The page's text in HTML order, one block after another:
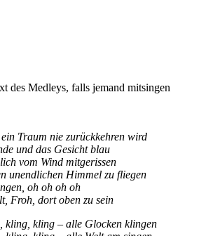
des Medleys, falls jemand mitsingen
Traum nie zurückkehren wird
und das Gesicht blau
vom Wind mitgerissen
unendlichen Himmel zu fliegen
oh oh oh oh
Froh, dort oben zu sein
kling, kling – alle Glocken klingen